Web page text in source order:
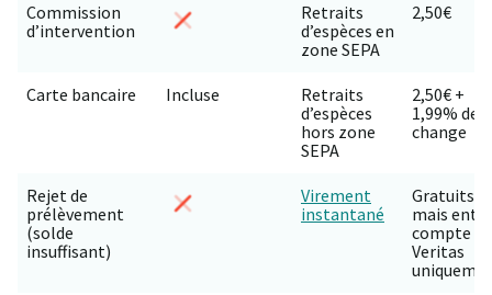
Commission
d’intervention
Retraits
d’espèces en
zone SEPA
2,50€
Carte bancaire Incluse
Retraits
d’espèces
hors zone
SEPA
2,50€ +
1,99% de
change
Rejet de
prélèvement
(solde
insuffisant)
Virement
instantané
Gratuits
mais entre
compte
Veritas